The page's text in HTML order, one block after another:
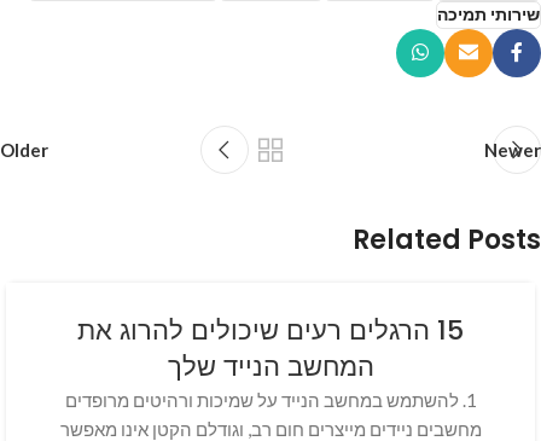
שירותי תמיכה
Newer
Older
Related Posts
15 הרגלים רעים שיכולים להרוג את
המחשב הנייד שלך
1. להשתמש במחשב הנייד על שמיכות ורהיטים מרופדים
מחשבים ניידים מייצרים חום רב, וגודלם הקטן אינו מאפשר